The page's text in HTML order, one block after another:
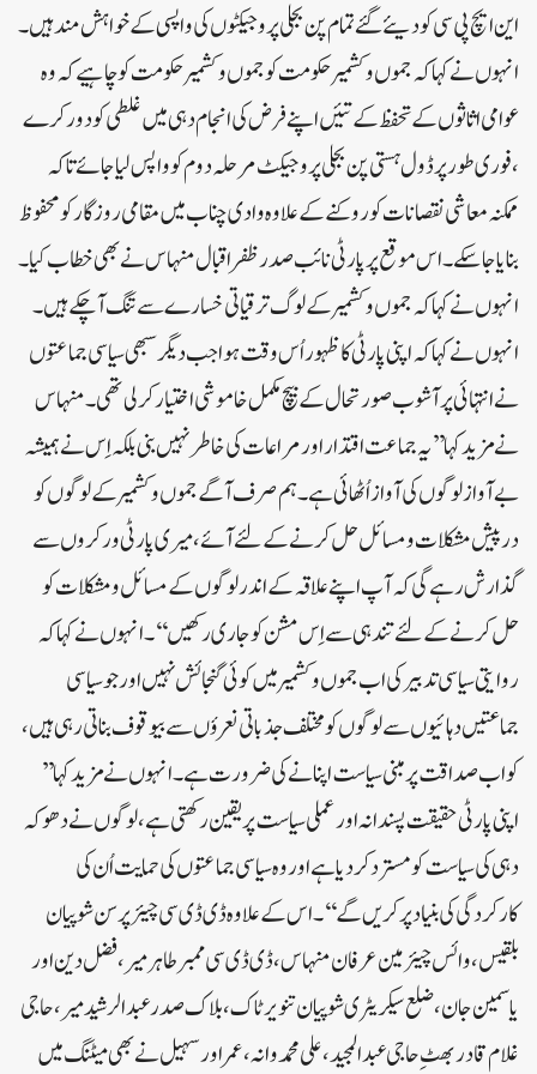
این ایچ پی سی کو دیئے گئے تمام پن بجلی پروجیکٹوں کی واپسی کے خواہش مند ہیں۔
انہوں نے کہاکہ جموں وکشمیر حکومت کو جموں و کشمیر حکومت کو چاہیے کہ وہ
عوامی اثاثوں کے تحفظ کے تئیں اپنے فرض کی انجام دہی میں غلطی کو دور کرے
،فوری طور پر ڈول ہستی پن بجلی پروجیکٹ مرحلہ دوم کو واپس لیا جائے تاکہ
ممکنہ معاشی نقصانات کو روکنے کے علاوہ وادی چناب میں مقامی روزگار کو محفوظ
بنایاجاسکے۔ اس موقع پر پارٹی نائب صدر ظفر اقبال منہاس نے بھی خطاب کیا۔
انہوں نے کہاکہ جموں وکشمیر کے لوگ ترقیاتی خسارے سے تنگ آچکے ہیں۔
انہوں نے کہاکہ اپنی پارٹی کا ظہور اُس وقت ہوا جب دیگر سبھی سیاسی جماعتوں
نے انتہائی پر آشوب صورتحال کے بیچ مکمل خاموشی اختیار کر لی تھی۔ منہاس
نے مزید کہا’’یہ جماعت اقتدار اور مراعات کی خاطر نہیں بنی بلکہ اِس نے ہمیشہ
بے آواز لوگوں کی آواز اُٹھائی ہے۔ ہم صرف آگے جموں وکشمیر کے لوگوں کو
درپیش مشکلات ومسائل حل کرنے کے لئے آئے ، میری پارٹی ورکروں سے
گذارش رہے گی کہ آپ اپنے علاقہ کے اندر لوگوں کے مسائل ومشکلات کو
حل کرنے کے لئے تندہی سے اِس مشن کو جاری رکھیں‘‘۔ انہوں نے کہاکہ
روایتی سیاسی تدبیرکی اب جموں وکشمیر میں کوئی گنجائش نہیں اور جو سیاسی
جماعتیں دہائیوں سے لوگوں کو مختلف جذباتی نعرؤں سے بیوقوف بناتی رہی ہیں،
کو اب صداقت پر مبنی سیاست اپنانے کی ضرورت ہے۔ انہوں نے مزید کہا’’
اپنی پارٹی حقیقت پسندانہ اور عملی سیاست پر یقین رکھتی ہے، لوگوں نے دھوکہ
دہی کی سیاست کو مسترد کر دیا ہے اور وہ سیاسی جماعتوں کی حمایت اُن کی
کارکردگی کی بنیاد پر کریں گے‘‘۔ اس کے علاوہ ڈی ڈی سی چیئرپرسن شوپیان
بلقیس، وائس چیئرمین عرفان منہاس، ڈی ڈی سی ممبر طاہر میر، فضل دین اور
یاسمین جان، ضلع سیکریٹری شوپیان تنویر ٹاک، بلاک صدر عبدالرشید میر، حاجی
غلام قادربھٹِ حاجی عبدالمجید ، علی محمد وانہ، عمر اور سہیل نے بھی میٹنگ میں